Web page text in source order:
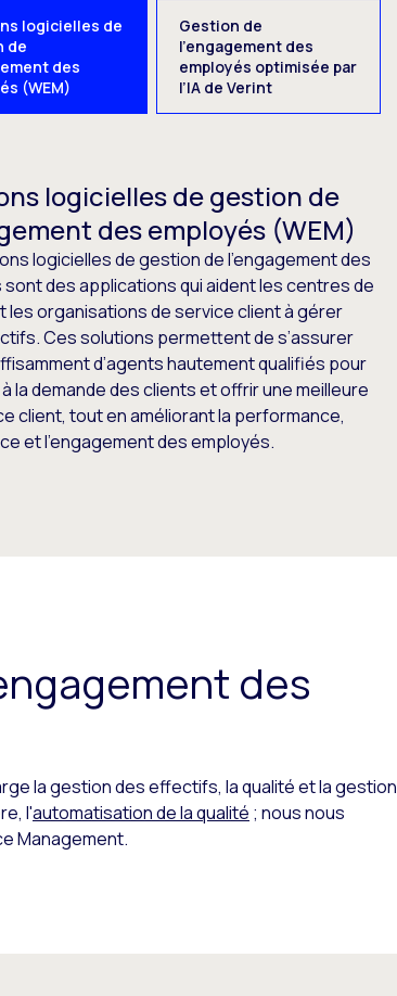
logicielles de
de
des
(WEM)
Gestion de
l’engagement des
employés optimisée par
l’IA de Verint
logicielles de gestion de
des employés (WEM)
logicielles de gestion de l’engagement des
des applications qui aident les centres de
les organisations de service client à gérer
Ces solutions permettent de s’assurer
d’agents hautement qualifiés pour
la demande des clients et offrir une meilleure
client, tout en améliorant la performance,
et l’engagement des employés.
des
la gestion des effectifs, la qualité et la gestion
l'automatisation de la qualité ; nous nous
Management.